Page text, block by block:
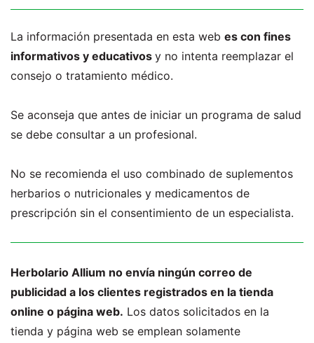
La información presentada en esta web es con fines
informativos y educativos y no intenta reemplazar el
consejo o tratamiento médico.
Se aconseja que antes de iniciar un programa de salud
se debe consultar a un profesional.
No se recomienda el uso combinado de suplementos
herbarios o nutricionales y medicamentos de
prescripción sin el consentimiento de un especialista.
Herbolario Allium no envía ningún correo de
publicidad a los clientes registrados en la tienda
online o página web. Los datos solicitados en la
tienda y página web se emplean solamente